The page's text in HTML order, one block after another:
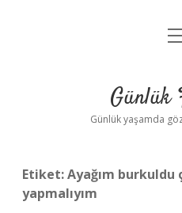
Yasal
Günlük yaşamda
Etiket:Ayağım burkuldu
yapmalıyım